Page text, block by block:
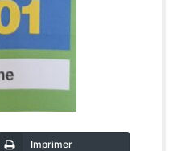
Imprimer